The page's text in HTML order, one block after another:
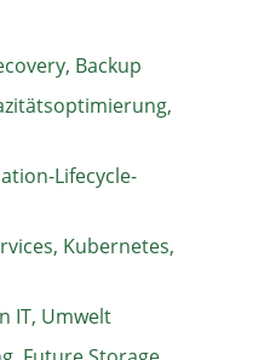
Backup
Lifecycle-
Kubernetes,
IT, Umwelt